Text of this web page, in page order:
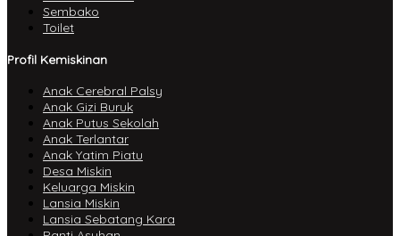
Sembako
Toilet
Profil Kemiskinan
Anak Cerebral Palsy
Anak Gizi Buruk
Anak Putus Sekolah
Anak Terlantar
Anak Yatim Piatu
Desa Miskin
Keluarga Miskin
Lansia Miskin
Lansia Sebatang Kara